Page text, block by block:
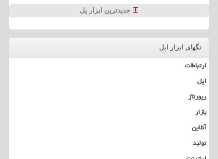
جدیدترین ابزار پل
تگهای ابزار اپل
ارتباطات
اپل
رپورتاژ
بازار
آنلاین
تولید